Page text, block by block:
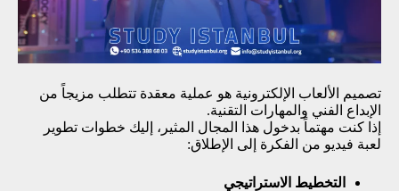
تصميم الألعاب الإلكترونية هو عملية معقدة تتطلب مزيجاً من
الإبداع الفني والمهارات التقنية.
إذا كنت مهتماً بدخول هذا المجال المثير، إليك خطوات تطوير
لعبة فيديو من الفكرة إلى الإطلاق:
التخطيط الاستراتيجي